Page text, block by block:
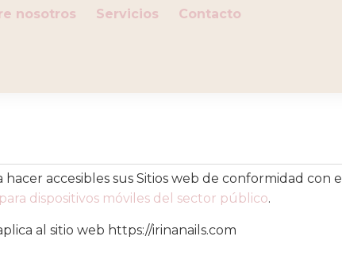
nosotros Servicios Contacto
hacer accesibles sus Sitios web de conformidad con el
dispositivos móviles del sector público.
al sitio web https://irinanails.com